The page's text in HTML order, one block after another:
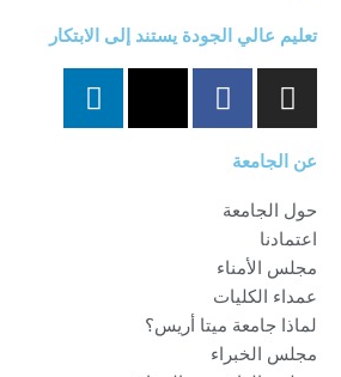
تعليم عالي الجودة يستند إلى الابتكار
I
n
t
a
g
r
a
m
F
a
o
k
-
f
r
L
i
عن الجامعة
حول الجامعة
اعتمادنا
مجلس الأمناء
عمداء الكليات
لماذا جامعة ميتا أريس؟
مجلس الخبراء